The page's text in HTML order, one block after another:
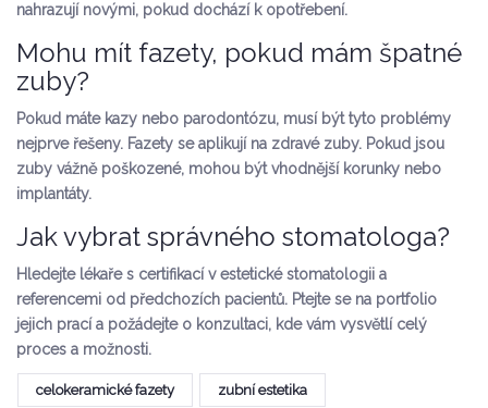
nahrazují novými, pokud dochází k opotřebení.
Mohu mít fazety, pokud mám špatné
zuby?
Pokud máte kazy nebo parodontózu, musí být tyto problémy
nejprve řešeny. Fazety se aplikují na zdravé zuby. Pokud jsou
zuby vážně poškozené, mohou být vhodnější korunky nebo
implantáty.
Jak vybrat správného stomatologa?
Hledejte lékaře s certifikací v estetické stomatologii a
referencemi od předchozích pacientů. Ptejte se na portfolio
jejich prací a požádejte o konzultaci, kde vám vysvětlí celý
proces a možnosti.
celokeramické fazety zubní estetika